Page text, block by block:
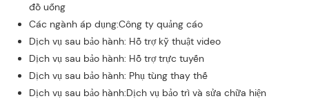
đồ uống
Các ngành áp dụng:Công ty quảng cáo
Dịch vụ sau bảo hành: Hỗ trợ kỹ thuật video
Dịch vụ sau bảo hành: Hỗ trợ trực tuyến
Dịch vụ sau bảo hành: Phụ tùng thay thế
Dịch vụ sau bảo hành:Dịch vụ bảo trì và sửa chữa hiện